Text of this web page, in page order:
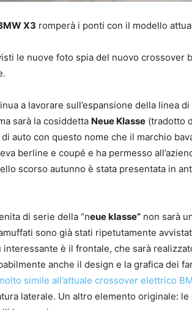
X3 romperà i ponti con il modello
le nuove foto spia del nuovo crossover
a lavorare sull’espansione della linea
sarà la cosiddetta Neue Klasse (tradotto
auto con questo nome che il marchio
berline e coupé e ha permesso
scorso autunno è stata presentata in
di serie della “neue klasse” non sarà
sono già stati ripetutamente
interessante è il frontale, che sarà
anche il design e la grafica dei
simile all’attuale crossover elettrico
laterale. Un altro elemento originale: le